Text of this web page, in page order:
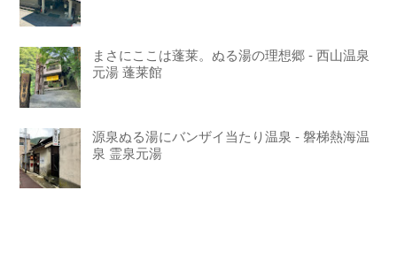
まさにここは蓬莱。ぬる湯の理想郷 - 西山温泉
元湯 蓬莱館
源泉ぬる湯にバンザイ当たり温泉 - 磐梯熱海温
泉 霊泉元湯